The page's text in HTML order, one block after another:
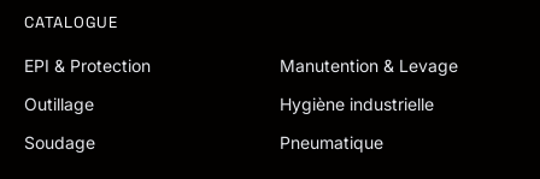
CATALOGUE
EPI & Protection
Manutention & Levage
Outillage
Hygiène industrielle
Soudage
Pneumatique